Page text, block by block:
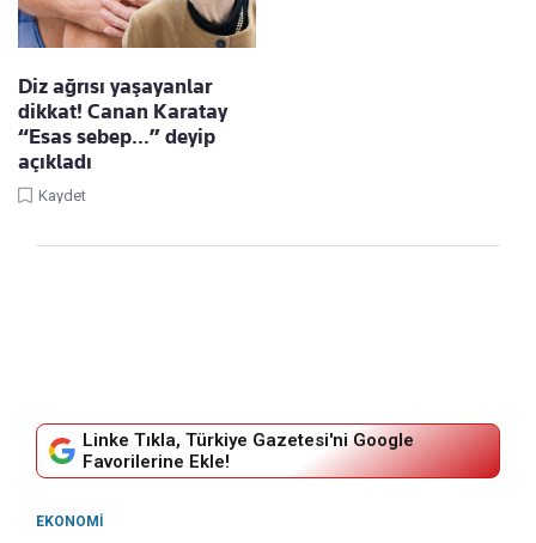
Diz ağrısı yaşayanlar
dikkat! Canan Karatay
“Esas sebep…” deyip
açıkladı
Kaydet
Linke Tıkla, Türkiye Gazetesi'ni Google
Favorilerine Ekle!
EKONOMI